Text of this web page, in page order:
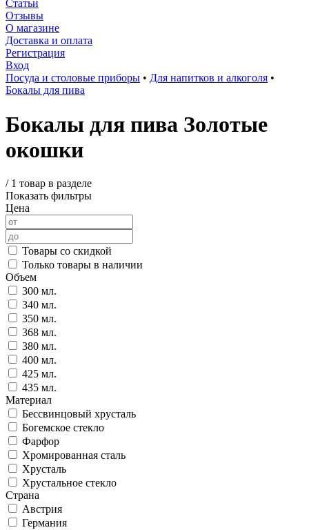
Статьи
Отзывы
О магазине
Доставка и оплата
Регистрация
Вход
Посуда и столовые приборы • Для напитков и алкоголя •
Бокалы для пива
Бокалы для пива Золотые
окошки
/ 1 товар в разделе
Показать фильтры
Цена
Товары со скидкой
Только товары в наличии
Объем
300 мл.
340 мл.
350 мл.
368 мл.
380 мл.
400 мл.
425 мл.
435 мл.
Материал
Бессвинцовый хрусталь
Богемское стекло
Фарфор
Хромированная сталь
Хрусталь
Хрустальное стекло
Страна
Австрия
Германия